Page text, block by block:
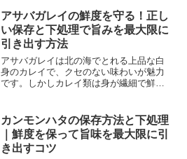
透明感のある美しい白い胴体をしていま
すが、時間が経つに...
アサバガレイの鮮度を守る！正し
い保存と下処理で旨みを最大限に
引き出す方法
アサバガレイは北の海でとれる上品な白
身のカレイで、クセのない味わいが魅力
です。しかしカレイ類は身が繊細で鮮度
なります。せっかくの上品な白身も、扱
い方を間違えると旨みが逃...
カンモンハタの保存方法と下処理
｜鮮度を保って旨味を最大限に引
き出すコツ